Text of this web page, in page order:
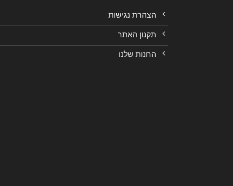
הצהרת נגישות
תקנון האתר
החנות שלנו